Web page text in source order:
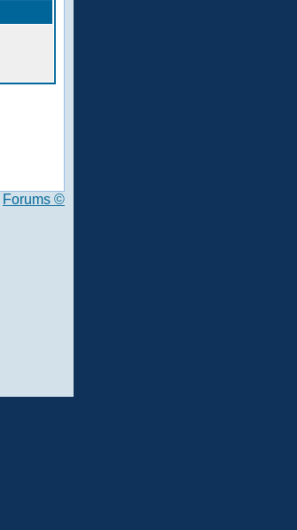
Forums ©